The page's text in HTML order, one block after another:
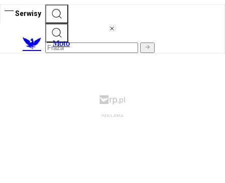
Serwisy
Moto